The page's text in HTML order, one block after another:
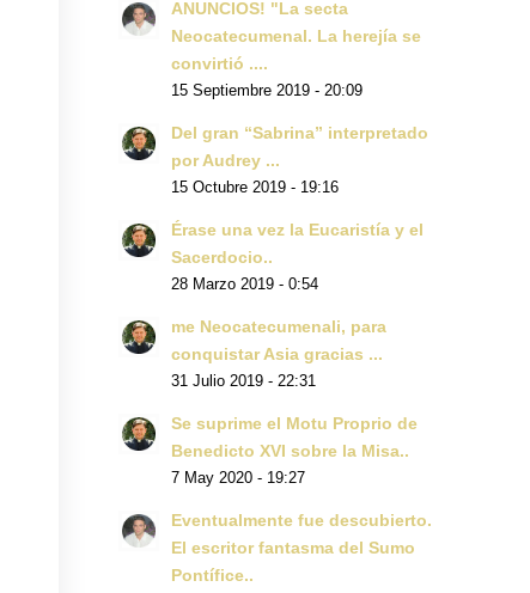
ANUNCIOS! "La secta
Neocatecumenal. La herejía se
convirtió ....
15 Septiembre 2019 - 20:09
Del gran “Sabrina” interpretado
por Audrey ...
15 Octubre 2019 - 19:16
Érase una vez la Eucaristía y el
Sacerdocio..
28 Marzo 2019 - 0:54
me Neocatecumenali, para
conquistar Asia gracias ...
31 Julio 2019 - 22:31
Se suprime el Motu Proprio de
Benedicto XVI sobre la Misa..
7 May 2020 - 19:27
Eventualmente fue descubierto.
El escritor fantasma del Sumo
Pontífice..